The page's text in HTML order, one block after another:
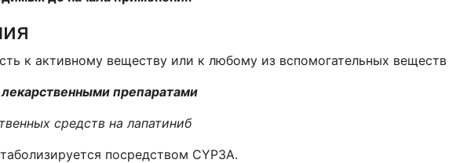
к активному веществу или к любому из вспомогательных веществ
препаратами
средств на лапатиниб
посредством CYP3A.